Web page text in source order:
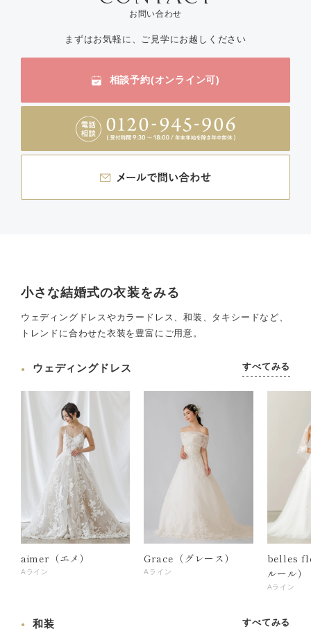
お問い合わせ
まずはお気軽に、ご見学にお越しください
相談予約(オンライン可)
小さな結婚式の衣装をみる
ウェディングドレスやカラードレス、和装、タキシードなど、
トレンドに合わせた衣装を豊富にご用意。
ウェディングドレス すべてみる
aimer（エメ）
Aライン
Grace（グレース）
Aライン
belles
ルール）
Aライン
和装 すべてみる